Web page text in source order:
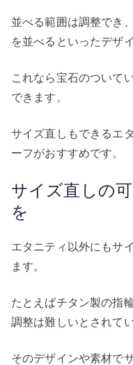
並べる範囲は調整でき
を並べるといったデザ
これなら宝石のついて
できます。
サイズ直しもできるエ
ーフがおすすめです。
サイズ直しの
を
エタニティ以外にもサ
ます。
たとえばチタン製の指
調整は難しいとされてい
そのデザインや素材で